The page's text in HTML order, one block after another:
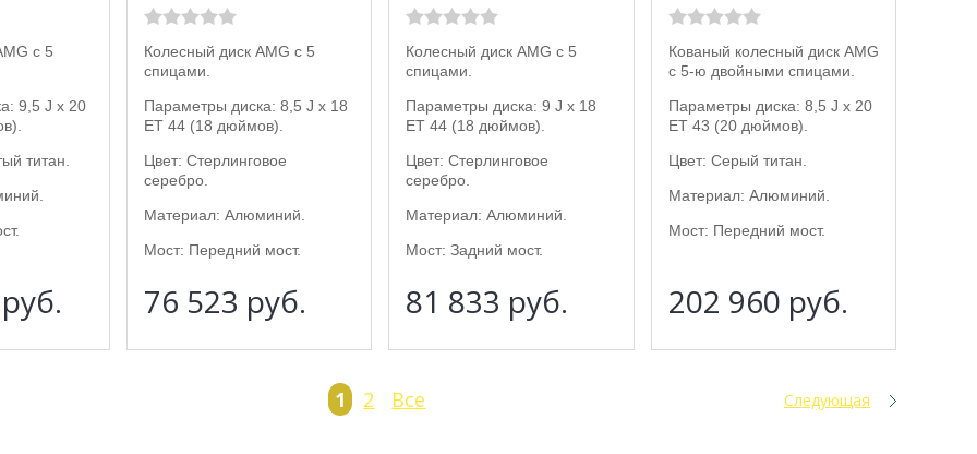
с 5
9,5 J x 20
титан.
руб.
Колесный диск AMG с 5
спицами.
Параметры диска: 8,5 J x 18
ET 44 (18 дюймов).
Цвет: Стерлинговое
серебро.
Материал: Алюминий.
Мост: Передний мост.
76 523 руб.
Колесный диск AMG с 5
спицами.
Параметры диска: 9 J x 18
ET 44 (18 дюймов).
Цвет: Стерлинговое
серебро.
Материал: Алюминий.
Мост: Задний мост.
81 833 руб.
Кованый колесный диск AMG
с 5-ю двойными спицами.
Параметры диска: 8,5 J x 20
ET 43 (20 дюймов).
Цвет: Серый титан.
Материал: Алюминий.
Мост: Передний мост.
202 960 руб.
1 2 Все Следующая